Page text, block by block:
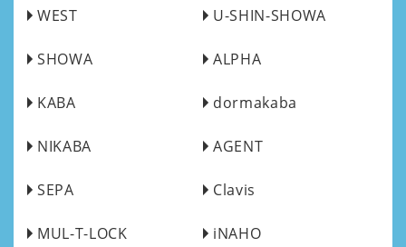
WEST U-SHIN-SHOWA
SHOWA ALPHA
KABA dormakaba
NIKABA AGENT
SEPA Clavis
MUL-T-LOCK iNAHO